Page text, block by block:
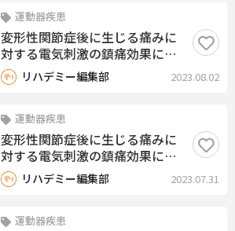
運動器疾患
変形性関節症後に生じる痛みに
対する電気刺激の鎮痛効果につ
いて（３）〜ゲートコントロー
ル理論について〜
リハデミー編集部 2023.08.02
運動器疾患
変形性関節症後に生じる痛みに
対する電気刺激の鎮痛効果につ
いて（２）
リハデミー編集部 2023.07.31
運動器疾患